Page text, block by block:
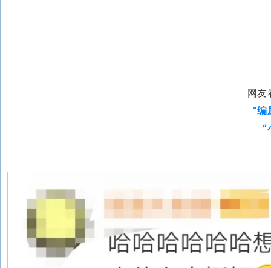
网友
“编
“